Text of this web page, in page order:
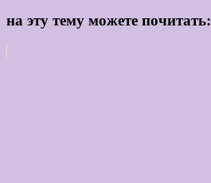
на эту тему можете почитать: